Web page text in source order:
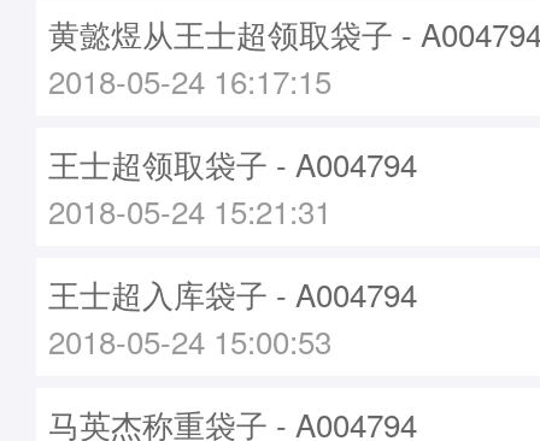
黄懿煜从王士超领取袋子 -
2018-05-24 16:17:15
王士超领取袋子 - A004794
2018-05-24 15:21:31
王士超入库袋子 - A004794
2018-05-24 15:00:53
马英杰称重袋子 - A004794